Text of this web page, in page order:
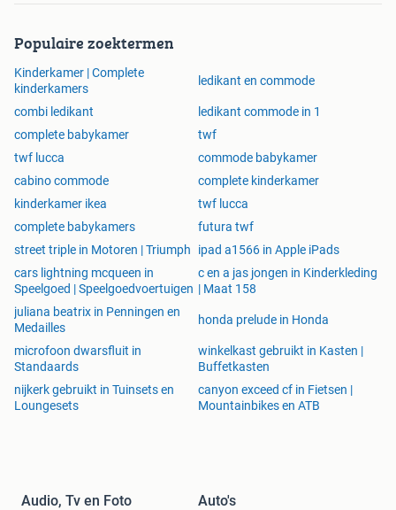
Populaire zoektermen
Kinderkamer | Complete
kinderkamers
ledikant en commode
combi ledikant
ledikant commode in 1
complete babykamer
twf
twf lucca
commode babykamer
cabino commode
complete kinderkamer
kinderkamer ikea
twf lucca
complete babykamers
futura twf
street triple in Motoren | Triumph
ipad a1566 in Apple iPads
cars lightning mcqueen in
Speelgoed | Speelgoedvoertuigen
c en a jas jongen in Kinderkleding
| Maat 158
juliana beatrix in Penningen en
Medailles
honda prelude in Honda
microfoon dwarsfluit in
Standaards
winkelkast gebruikt in Kasten |
Buffetkasten
nijkerk gebruikt in Tuinsets en
Loungesets
canyon exceed cf in Fietsen |
Mountainbikes en ATB
Audio, Tv en Foto Auto's